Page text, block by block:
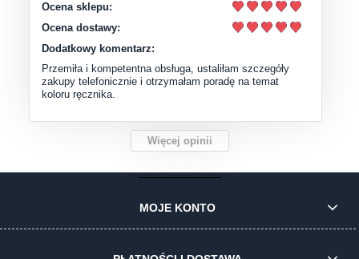
Ocena sklepu:
Ocena dostawy:
Dodatkowy komentarz:
Przemiła i kompetentna obsługa, ustaliłam szczegóły
zakupy telefonicznie i otrzymałam poradę na temat
koloru ręcznika.
Więcej opinii
MOJE KONTO